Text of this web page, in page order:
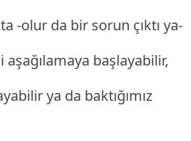
-olur da bir sorun çıktı ya-
başlayabilir,
ya da baktığımız